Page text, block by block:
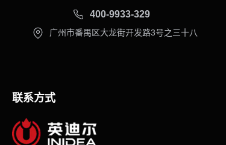
400-9933-329
广州市番禺区大龙街开发路3号之三十八
联系方式